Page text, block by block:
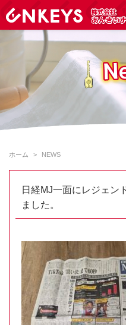
ホーム NEWS
日経MJ一面にレジェン
ました。